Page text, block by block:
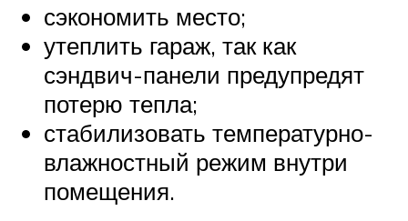
сэкономить место;
утеплить гараж, так как
сэндвич-панели предупредят
потерю тепла;
стабилизовать температурно-
влажностный режим внутри
помещения.